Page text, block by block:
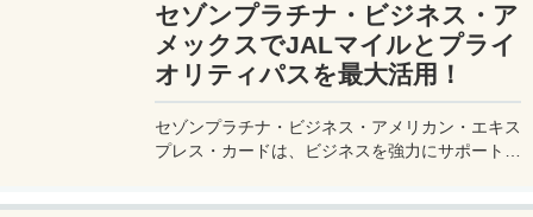
セゾンプラチナ・ビジネス・ア
メックスでJALマイルとプライ
オリティパスを最大活用！
セゾンプラチナ・ビジネス・アメリカン・エキス
プレス・カードは、ビジネスを強力にサポートす